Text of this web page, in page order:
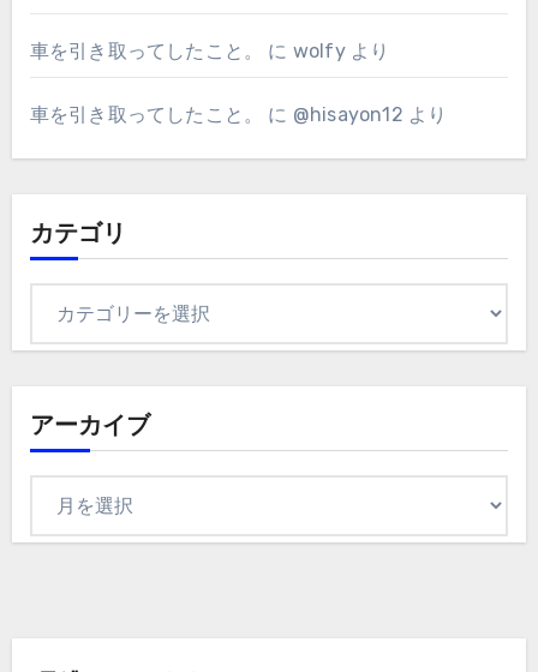
車を引き取ってしたこと。 に wolfyより
車を引き取ってしたこと。 に @hisayon12 より
カテゴリ
アーカイブ